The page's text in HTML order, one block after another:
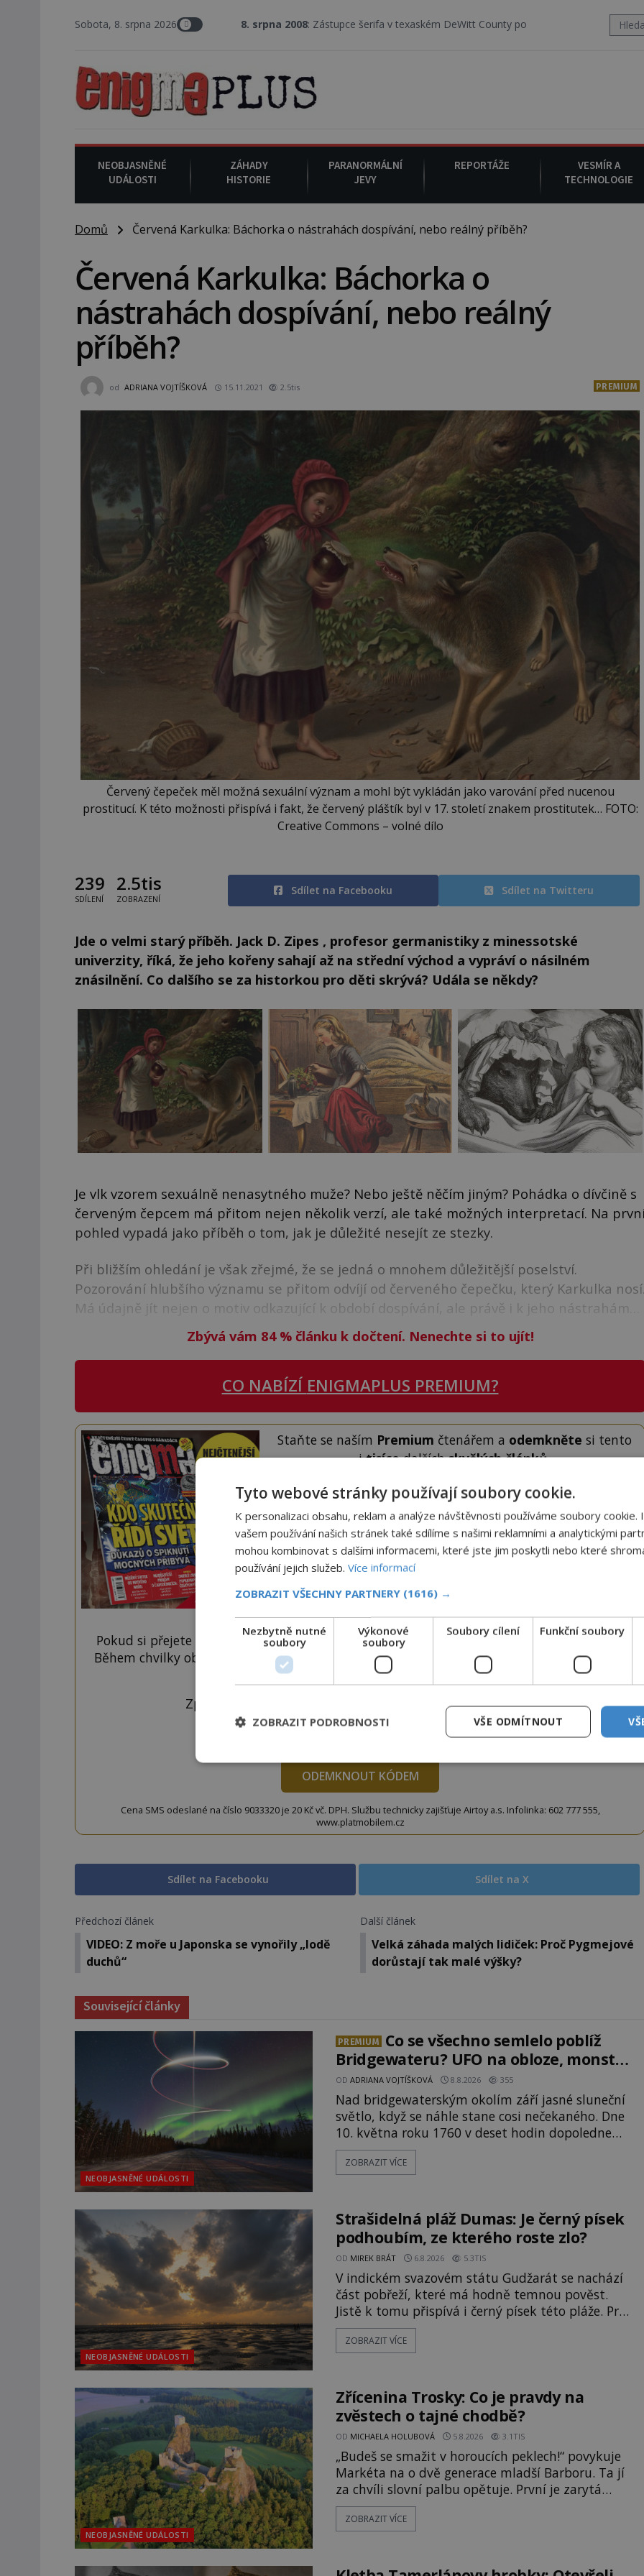
Sobota, 8. srpna 20268. srpna 2008 : Zástupce šerifa v texaském DeWitt County pořizuje video, na kterém před jeho
NEOBJASNĚNÉ
UDÁLOSTI
ZÁHADY
HISTORIE
PARANORMÁLNÍ
JEVY
REPORTÁŽE
VESMÍR A
TECHNOLOGIE
Domů Červená Karkulka: Báchorka o nástrahách dospívání, nebo reálný příběh?
Červená Karkulka: Báchorka o
nástrahách dospívání, nebo reálný
příběh?
od ADRIANA VOJTÍŠKOVÁ 15.11.2021 2.5tis PREMIUM
Červený čepeček měl možná sexuální význam a mohl být vykládán jako varování před nucenou
prostitucí. K této možnosti přispívá i fakt, že červený pláštík byl v 17. století znakem prostitutek… FOTO:
Creative Commons – volné dílo
239
SDÍLENÍ
2.5tis
ZOBRAZENÍ
Sdílet na Facebooku Sdílet na Twitteru
Jde o velmi starý příběh. Jack D. Zipes , profesor germanistiky z minessotské
univerzity, říká, že jeho kořeny sahají až na střední východ a vypráví o násilném
znásilnění. Co dalšího se za historkou pro děti skrývá? Udála se někdy?
Je vlk vzorem sexuálně nenasytného muže? Nebo ještě něčím jiným? Pohádka o dívčině s
červeným čepcem má přitom nejen několik verzí, ale také možných interpretací. Na
pohled vypadá jako příběh o tom, jak je důležité nesejít ze stezky.
Při bližším ohledání je však zřejmé, že se jedná o mnohem důležitější poselství.
Pozorování hlubšího významu se přitom odvíjí od červeného čepečku, který Karkulka nosí.
Má údajně jít nejen o motiv odkazující k období dospívání, ale právě i k jeho nástrahám…
Zbývá vám 84 %článku k dočtení. Nenechte si to ujít!
CO NABÍZÍ ENIGMAPLUS PREMIUM?
Staňte se naším Premium čtenářem a odemkněte si tento
itisícedalšíchskvělých článků.
ODEMKNOUT ČLÁNEK
Pokud si přejete odemknout pouze tento článek, můžete tak učinit zasláním jediné SMS.
Během chvilky obdržíte číselný kód, který opíšete do následujícího okénka a kliknutím na
tlačítko jej odemknete.
Zprávu ve tvaru "CTU CLANEK" odešlete na číslo903 33 20.
ODEMKNOUT KÓDEM
Cena SMS odeslané na číslo 9033320 je 20 Kč vč. DPH. Službu technicky zajišťuje Airtoy a.s. Infolinka: 602 777 555,
www.platmobilem.cz
Sdílet na Facebooku Sdílet na X
Předchozí článek
VIDEO: Z moře u Japonska se vynořily „lodě
duchů“
Další článek
Velká záhada malých lidiček: Proč Pygmejové
dorůstají tak malé výšky?
Související články
NEOBJASNĚNÉ UDÁLOSTI
PREMIUM
Co se všechno semlelo poblíž
Bridgewateru? UFO na obloze, monstra
v bažinách!
ODADRIANA VOJTÍŠKOVÁ 8.8.2026 355
Nad bridgewaterským okolím září jasné sluneční
světlo, když se náhle stane cosi nečekaného. Dne
10. května roku 1760 v deset hodin dopoledne
zde dojde k vůbec prvnímu historicky
doloženému přeletu UFO. Podle záznamů
nebo se zde skutečně právě vznáší mimozemská
loď
ZOBRAZIT VÍCE
NEOBJASNĚNÉ UDÁLOSTI
Strašidelná pláž Dumas: Je černý písek
podhoubím, ze kterého roste zlo?
OD MIREK BRÁT 6.8.2026 5.3TIS
V indickém svazovém státu Gudžarát se nachází
část pobřeží, které má hodně temnou pověst.
Jistě k tomu přispívá i černý písek této pláže. Proč
má pláž takové netypické zbarvení? Nakolik jsou
pravdivé historky, že zde došlo k
pláž Dumas ve městě Surat. Gu
ZOBRAZIT VÍCE
NEOBJASNĚNÉ UDÁLOSTI
Zřícenina Trosky: Co je pravdy na
zvěstech o tajné chodbě?
OD MICHAELA HOLUBOVÁ 5.8.2026 3.1TIS
„Budeš se smažit v horoucích peklech!“ povykuje
Markéta na o dvě generace mladší Barboru. Ta jí
za chvíli slovní palbu opětuje. První je zarytá
katolička, druhá přesvědčená kališnice. A každá z
nich se usídlí na jedné z věží slavného hradu
manželku má skutečně jistou
ZOBRAZIT VÍCE
Tyto webové stránky používají soubory cookie.
K personalizaci obsahu, reklam a analýze návštěvnosti používáme soubory cookie.
vašem používání našich stránek také sdílíme s našimi reklamními a analytickými
mohou kombinovat s dalšími informacemi, které jste jim poskytli nebo které
používání jejich služeb. Více informací
ZOBRAZIT VŠECHNY PARTNERY (1616) →
Nezbytně nutné
soubory
Výkonové
soubory
Soubory cílení Funkční soubory
VŠE ODMÍTNOUT
ZOBRAZIT PODROBNOSTI